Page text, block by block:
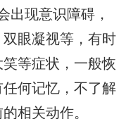
出现意识障碍，
眼凝视等，有时
等症状，一般恢
何记忆，不了解
相关动作。